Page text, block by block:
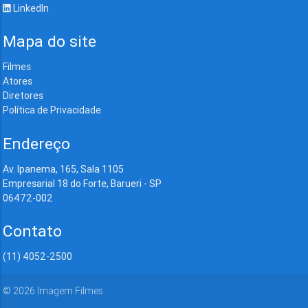
LinkedIn
Mapa do site
Filmes
Atores
Diretores
Política de Privacidade
Endereço
Av. Ipanema, 165, Sala 1105
Empresarial 18 do Forte, Barueri - SP
06472-002
Contato
(11) 4052-2500
© 2026 Imagem Filmes